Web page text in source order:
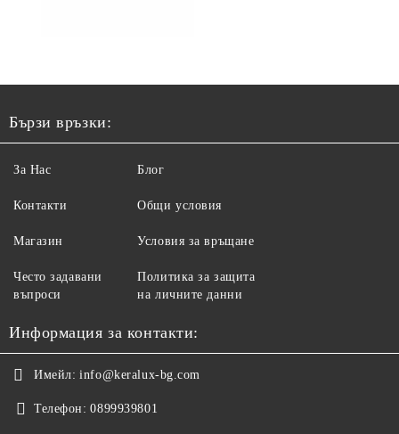
Бързи връзки:
За Нас
Контакти
Магазин
Често задавани
въпроси
Блог
Общи условия
Условия за връщане
Политика за защита
на личните данни
Информация за контакти:
Имейл: info@keralux-bg.com
Телефон: 0899939801